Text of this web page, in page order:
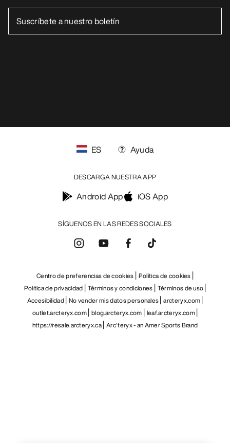
SÍGUENOS EN LAS REDES SOCIALES
ES Ayuda
DESCARGA NUESTRA APP
Android App iOS App
Centro de preferencias de cookies Política de cookies
Política de privacidad Términos y condiciones Términos de uso
Accesibilidad No vender mis datos personales arcteryx.com
outlet.arcteryx.com blog.arcteryx.com leaf.arcteryx.com
https://resale.arcteryx.ca Arc'teryx - an Amer Sports Brand